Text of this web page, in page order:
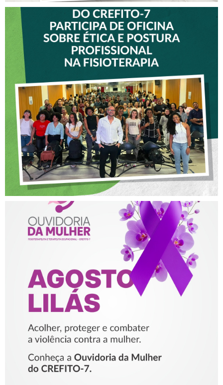
VICE-PRESIDENTE DO
CREFITO-7 PARTICIPA DE
OFICINA SOBRE ÉTICA E
POSTURA PROFISSIONAL
NA FISIOTERAPIA
AGOSTO LILÁS – ACOLHER,
PROTEGER E COMBATER A
VIOLÊNCIA CONTRA A
MULHER